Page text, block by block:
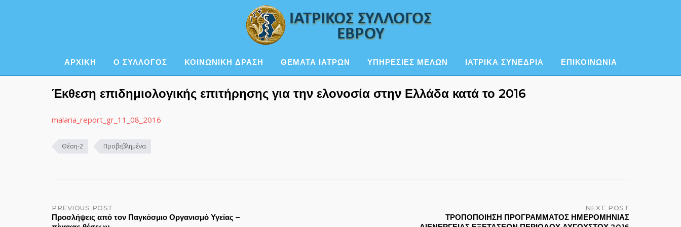
ΑΡΧΙΚΗ Ο ΣΥΛΛΟΓΟΣ ΚΟΙΝΩΝΙΚΗ ΔΡΑΣΗ ΘΕΜΑΤΑ ΙΑΤΡΩΝ ΥΠΗΡΕΣΙΕΣ ΜΕΛΩΝ ΙΑΤΡΙΚΑ ΣΥΝΕΔΡΙΑ ΕΠΙΚΟΙΝΩΝΙΑ
Έκθεση επιδημιολογικής επιτήρησης για την ελονοσία στην Ελλάδα κατά το 2016
malaria_report_gr_11_08_2016
Θέση-2 Προβεβλημένα
Post
PREVIOUS POST
Προσλήψεις από τον Παγκόσμιο Οργανισμό Υγείας –
NEXT POST
ΤΡΟΠΟΠΟΙΗΣΗ ΠΡΟΓΡΑΜΜΑΤΟΣ ΗΜΕΡΟΜΗΝΙΑΣ